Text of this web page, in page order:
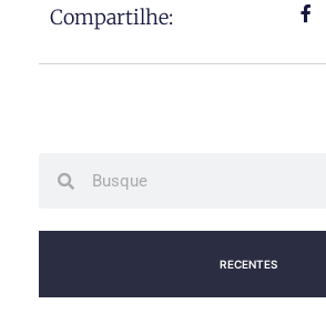
Compartilhe:
RECENTES